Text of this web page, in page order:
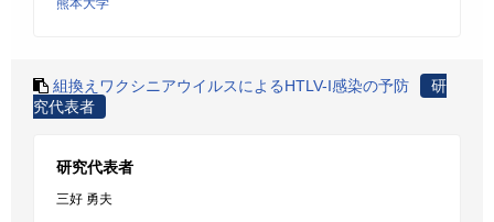
熊本大学
組換えワクシニアウイルスによるHTLV-I感染の予防
研
究代表者
研究代表者
三好 勇夫